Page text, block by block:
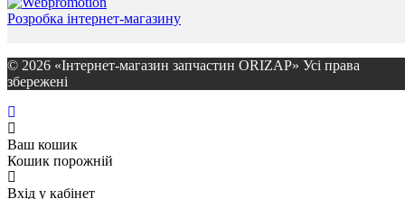
Розробка інтернет-магазину
© 2026 «Інтернет-магазин запчастин ORIZAP» Усі права
збережені
Ваш кошик
Кошик порожній
Вхід у кабінет